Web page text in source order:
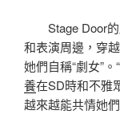
Stage Door
和表演周邊，穿
她們自稱“劇女”
養在SD時和不雅
越來越能共情她